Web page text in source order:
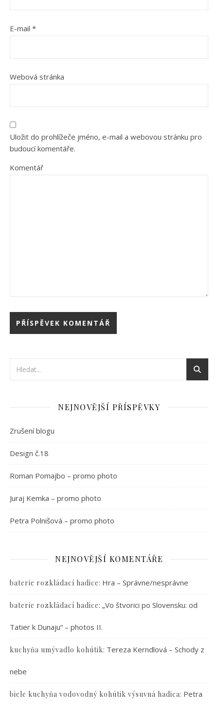
E-mail *
Webová stránka
Uložit do prohlížeče jméno, e-mail a webovou stránku pro
budoucí komentáře.
Komentář
NEJNOVĚJŠÍ PŘÍSPĚVKY
Zrušení blogu
Design č.18
Roman Pomajbo – promo photo
Juraj Kemka – promo photo
Petra Polnišová – promo photo
NEJNOVĚJŠÍ KOMENTÁŘE
baterie rozkládací hadice: Hra – Správne/nesprávne
baterie rozkládací hadice: „Vo štvorici po Slovensku: od
Tatier k Dunaju“ – photos II.
kuchyňa umývadlo kohútik: Tereza Kerndlová – Schody z
nebe
biele kuchyňa vodovodný kohútik výsuvná hadica: Petra